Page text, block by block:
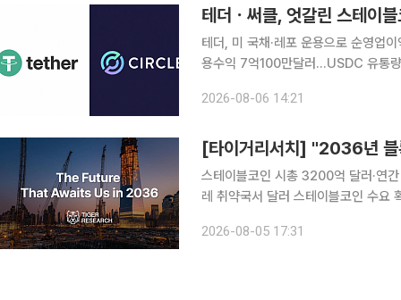
테더ㆍ써클, 엇갈린 스테이
테더, 미 국채·레포 운용으로 순영업
용수익 7억100만달러…USDC 유통
에도 미국 국채 운용과 스테이블코인
2026-08-06 14:21
스테이블코인 시총 3200억 달러·연
레 취약국서 달러 스테이블코인 수요
10년 뒤 우리가 마주할 세상’ 리포트
2026-08-05 17:31